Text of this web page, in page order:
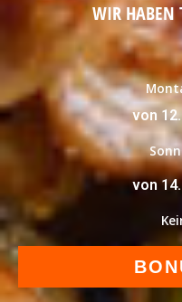
WIR HABEN
von
von